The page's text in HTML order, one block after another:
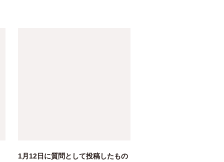
1月12日に質問として投稿したもの